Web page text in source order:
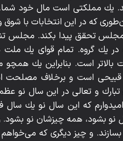
يك مملكتى است مال خود شما.
كه در اين انتخابات با شوق
مجلس تحقق پيدا بكند. مجلس
گروه. تمام قواى يك ملت
است. بنابراين يك همچو
قبيحى است و برخلاف مصلحت
و تعالى در اين سال نو
كه اين سال نو يك سال
نو بشود، همه چيزشان نو بشود.
و چيز ديگرى كه